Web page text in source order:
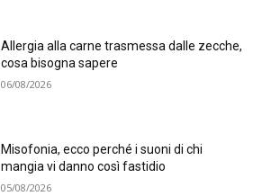
Allergia alla carne trasmessa dalle zecche,
cosa bisogna sapere
06/08/2026
Misofonia, ecco perché i suoni di chi
mangia vi danno così fastidio
05/08/2026